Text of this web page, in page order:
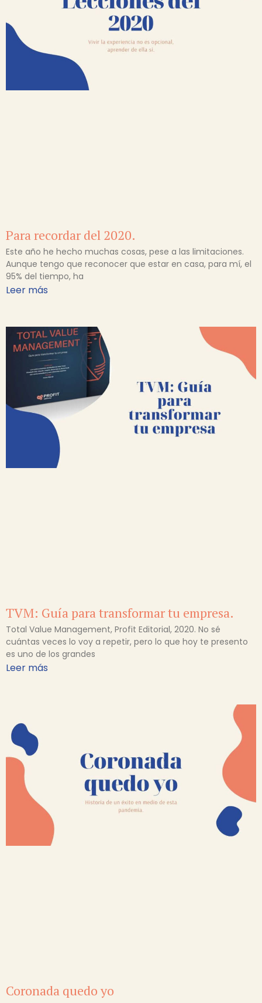
Para recordar del 2020.
Este año he hecho muchas cosas, pese a las limitaciones.
Aunque tengo que reconocer que estar en casa, para mí, el
95% del tiempo, ha
Leer más
TVM: Guía para transformar tu empresa.
Total Value Management, Profit Editorial, 2020. No sé
cuántas veces lo voy a repetir, pero lo que hoy te presento
es uno de los grandes
Leer más
Coronada quedo yo